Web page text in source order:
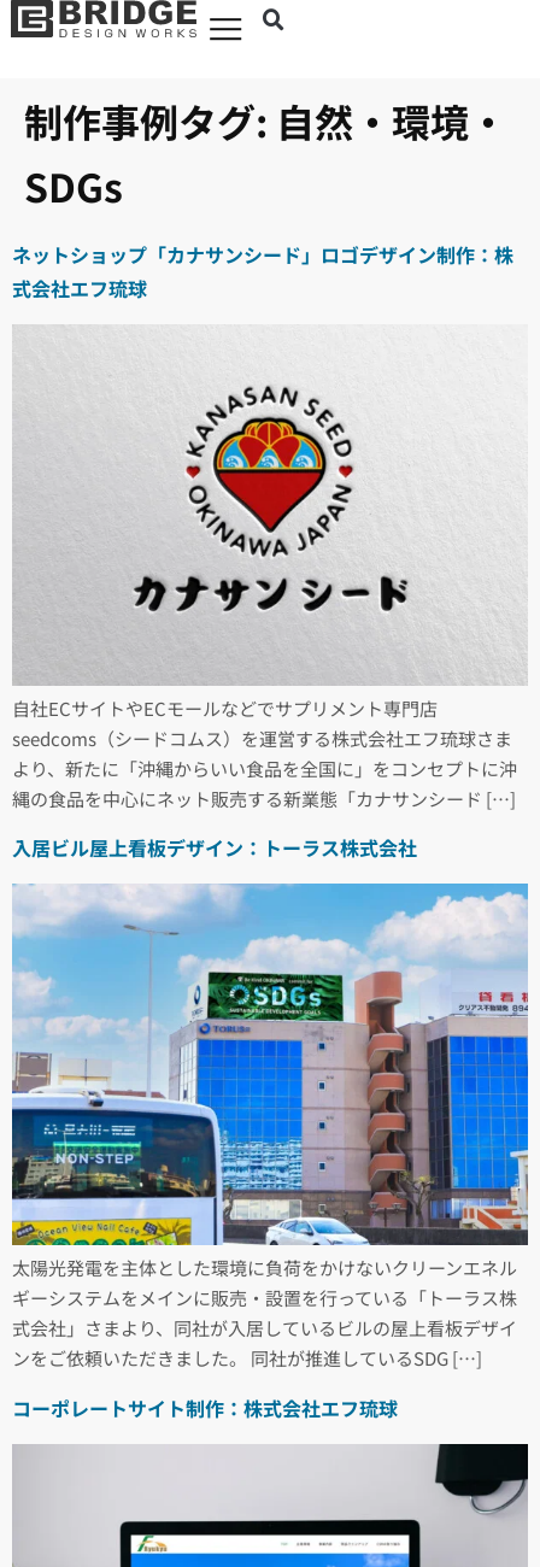
制作事例タグ: 自然・環境・
SDGs
ネットショップ「カナサンシード」ロゴデザイン制作：株
式会社エフ琉球
自社ECサイトやECモールなどでサプリメント専門店
seedcoms（シードコムス）を運営する株式会社エフ琉球さま
より、新たに「沖縄からいい食品を全国に」をコンセプトに沖
縄の食品を中心にネット販売する新業態「カナサンシード […]
入居ビル屋上看板デザイン：トーラス株式会社
太陽光発電を主体とした環境に負荷をかけないクリーンエネル
ギーシステムをメインに販売・設置を行っている「トーラス株
式会社」さまより、同社が入居しているビルの屋上看板デザイ
ンをご依頼いただきました。 同社が推進しているSDG […]
コーポレートサイト制作：株式会社エフ琉球